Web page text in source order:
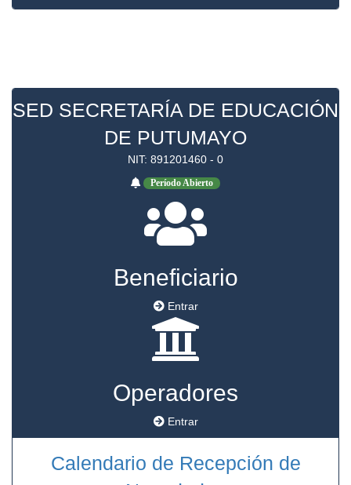
SED SECRETARÍA DE EDUCACIÓN
DE PUTUMAYO
NIT: 891201460 - 0
Período Abierto
Beneficiario
Entrar
Operadores
Entrar
Calendario de Recepción de